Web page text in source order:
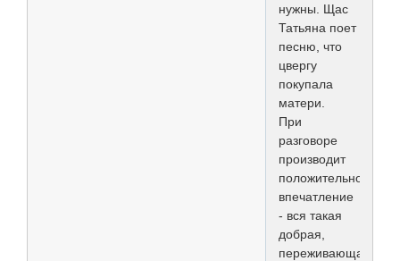
нужны. Щас
Татьяна поет
песню, что
цвергу
покупала
матери.
При
разговоре
производит
положительное
впечатление
- вся такая
добрая,
переживающая